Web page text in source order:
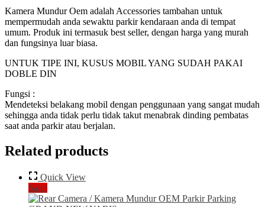
Kamera Mundur Oem adalah Accessories tambahan untuk
mempermudah anda sewaktu parkir kendaraan anda di tempat
umum. Produk ini termasuk best seller, dengan harga yang murah
dan fungsinya luar biasa.
UNTUK TIPE INI, KUSUS MOBIL YANG SUDAH PAKAI
DOBLE DIN
Fungsi :
Mendeteksi belakang mobil dengan penggunaan yang sangat mudah
sehingga anda tidak perlu tidak takut menabrak dinding pembatas
saat anda parkir atau berjalan.
Related products
Quick View
Sale!